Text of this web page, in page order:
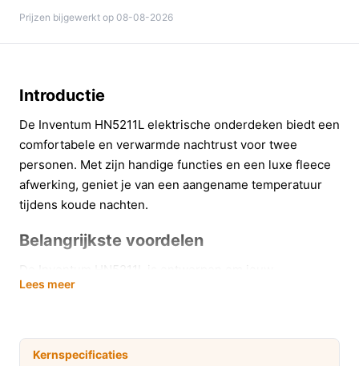
Prijzen bijgewerkt op 08-08-2026
Introductie
De Inventum HN5211L elektrische onderdeken biedt een
comfortabele en verwarmde nachtrust voor twee
personen. Met zijn handige functies en een luxe fleece
afwerking, geniet je van een aangename temperatuur
tijdens koude nachten.
Belangrijkste voordelen
slaapervaring te verbeteren. Hier zijn enkele van de
Drie warmtestanden:Kies de ideale temperatuur
met drie verschillende warmtestanden die
Lees meer
Kernspecificaties